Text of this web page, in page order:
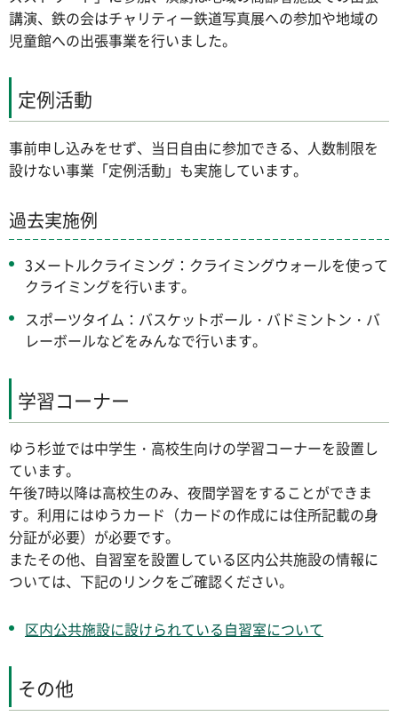
講演、鉄の会はチャリティー鉄道写真展への参加や地域の
児童館への出張事業を行いました。
定例活動
事前申し込みをせず、当日自由に参加できる、人数制限を
設けない事業「定例活動」も実施しています。
過去実施例
3メートルクライミング：クライミングウォールを使って
クライミングを行います。
スポーツタイム：バスケットボール・バドミントン・バ
レーボールなどをみんなで行います。
学習コーナー
ゆう杉並では中学生・高校生向けの学習コーナーを設置し
ています。
午後7時以降は高校生のみ、夜間学習をすることができま
す。利用にはゆうカード（カードの作成には住所記載の身
分証が必要）が必要です。
またその他、自習室を設置している区内公共施設の情報に
ついては、下記のリンクをご確認ください。
区内公共施設に設けられている自習室について
その他